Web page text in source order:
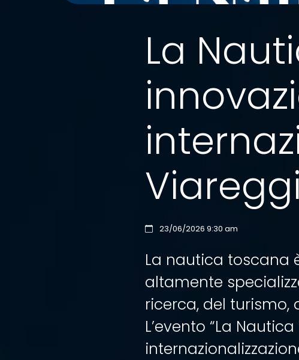
La
23/06/2026 9:30 am
La nautica toscana
altamente
ricerca, del
L’evento “La